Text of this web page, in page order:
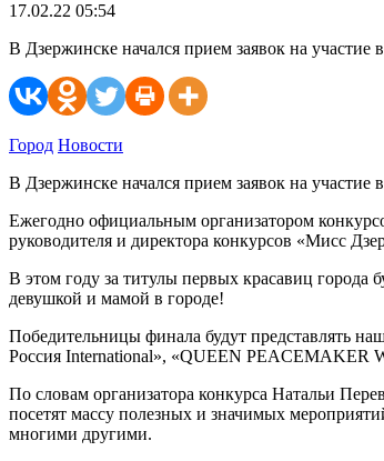
17.02.22 05:54
В Дзержинске начался прием заявок на
Город Новости
В Дзержинске начался прием заявок на
Ежегодно официальным организатором
руководителя и директора конкурсов «Мисс
В этом году за титулы первых красавиц города
девушкой и мамой в городе!
Победительницы финала будут представлять
Россия International», «QUEEN PEACEMAKER
По словам организатора конкурса Натальи
посетят массу полезных и значимых
многими другими.